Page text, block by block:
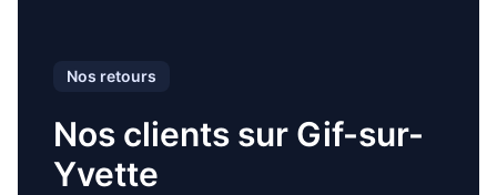
Nos retours
Nos clients sur Gif-sur-
Yvette